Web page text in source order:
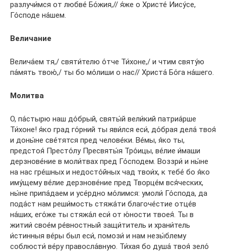
разлучи́мся от любве́ Бо́жия,// я́же о Христе́ Иису́се,
Го́споде на́шем.
Величание
Велича́ем тя,/ святи́телю о́тче Ти́хоне,/ и чтим святу́ю
па́мять твою́,/ ты бо мо́лиши о нас// Христа́ Бо́га на́шего.
Молитва
О, па́стырю наш до́брый, святы́й вели́кий патриа́рше
Ти́хоне! я́ко град го́рний ты яви́лся еси́, до́брая дела́ твоя́
и доны́не све́тятся пред челове́ки. Ве́мы, я́ко ты,
предстоя́ Престо́лу Пресвяты́я Тро́ицы, ве́лие и́маши
дерзнове́ние в моли́твах пред Го́сподем. Воззри́ и ны́не
на нас гре́шных и недосто́йных чад твои́х, к тебе́ бо я́ко
иму́щему ве́лие дерзнове́ние пред Творце́м вся́ческих,
ны́не припа́даем и усе́рдно мо́лимся: умоли́ Го́спода, да
пода́ст нам реши́мость стяжа́ти благоче́стие отце́в
на́ших, его́же ты стяжа́л еси́ от ю́ности твоея́. Ты в
житии́ свое́м ре́вностный защи́титель и храни́тель
и́стинныя ве́ры был еси́, помози́ и нам незы́блему
соблюсти́ ве́ру правосла́вную. Ти́хая бо душа́ твоя́ зело́